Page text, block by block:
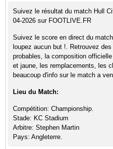
Suivez le résultat du match Hull
04-2026 sur FOOTLIVE.FR
Suivez le score en direct du
loupez aucun but !. Retrouvez
probables, la composition
et jaune, les remplacements, les
beaucoup d'info sur le match a
Lieu du Match:
Compétition: Championship.
Stade: KC Stadium
Arbitre: Stephen Martin
Pays: Angleterre.